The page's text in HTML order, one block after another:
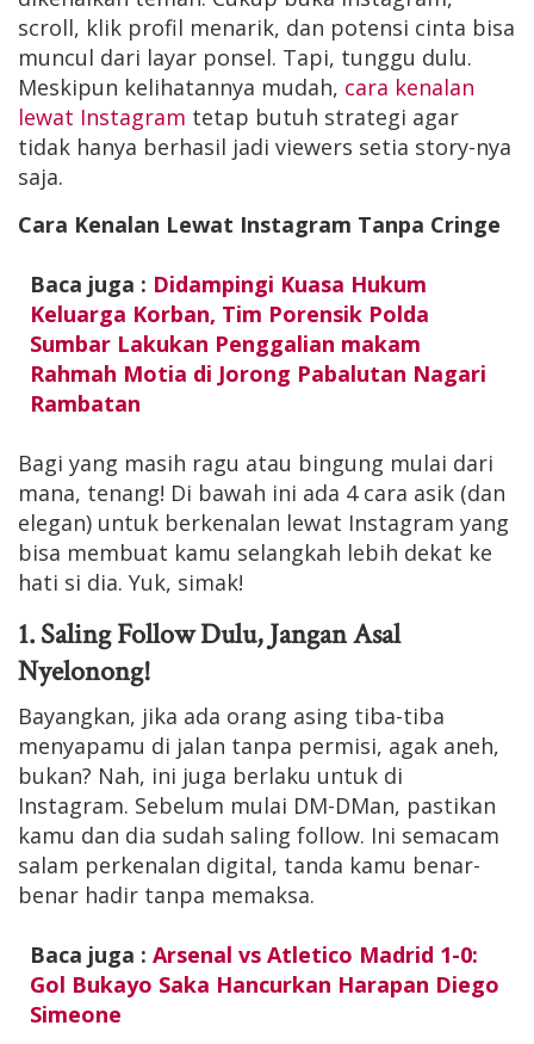
scroll, klik profil menarik, dan potensi cinta bisa
muncul dari layar ponsel. Tapi, tunggu dulu.
Meskipun kelihatannya mudah, cara kenalan
lewat Instagram tetap butuh strategi agar
tidak hanya berhasil jadi viewers setia story-nya
saja.
Cara Kenalan Lewat Instagram Tanpa Cringe
Baca juga : Didampingi Kuasa Hukum
Keluarga Korban, Tim Porensik Polda
Sumbar Lakukan Penggalian makam
Rahmah Motia di Jorong Pabalutan Nagari
Rambatan
Bagi yang masih ragu atau bingung mulai dari
mana, tenang! Di bawah ini ada 4 cara asik (dan
elegan) untuk berkenalan lewat Instagram yang
bisa membuat kamu selangkah lebih dekat ke
hati si dia. Yuk, simak!
1. Saling Follow Dulu, Jangan Asal
Nyelonong!
Bayangkan, jika ada orang asing tiba-tiba
menyapamu di jalan tanpa permisi, agak aneh,
bukan? Nah, ini juga berlaku untuk di
Instagram. Sebelum mulai DM-DMan, pastikan
kamu dan dia sudah saling follow. Ini semacam
salam perkenalan digital, tanda kamu benar-
benar hadir tanpa memaksa.
Baca juga : Arsenal vs Atletico Madrid 1-0:
Gol Bukayo Saka Hancurkan Harapan Diego
Simeone